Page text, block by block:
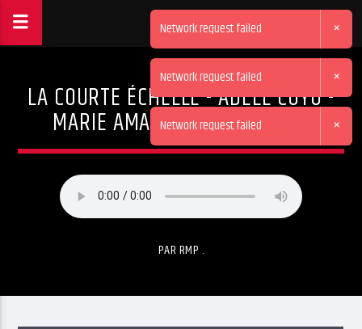
LA COURTE ÉCHELLE - ADÈLE COYO -
MARIE AMALI - PAULINE ROTH
PAR RMP .
Network request failed ×
Network request failed ×
Network request failed ×